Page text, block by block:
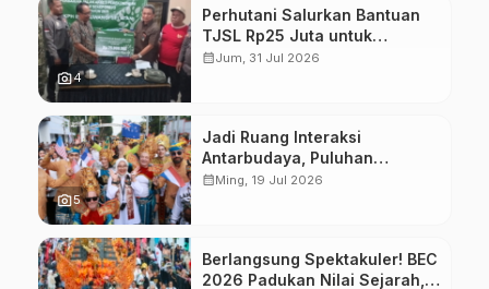
photo_camera4
Perhutani Salurkan Bantuan
TJSL Rp25 Juta untuk
Perbaikan Jalan Warga
calendar_monthJum, 31 Jul 2026
photo_camera5
Jadi Ruang Interaksi
Antarbudaya, Puluhan
Wisatawan Mancanegara
calendar_monthMing, 19 Jul 2026
Berlangsung Spektakuler! BEC
2026 Padukan Nilai Sejarah,